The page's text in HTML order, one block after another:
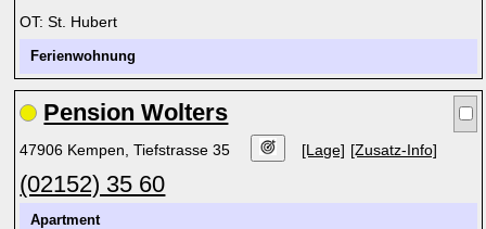
OT: St. Hubert
Ferienwohnung
Pension Wolters
47906 Kempen, Tiefstrasse 35 [Lage] [Zusatz-Info]
(02152) 35 60
Apartment